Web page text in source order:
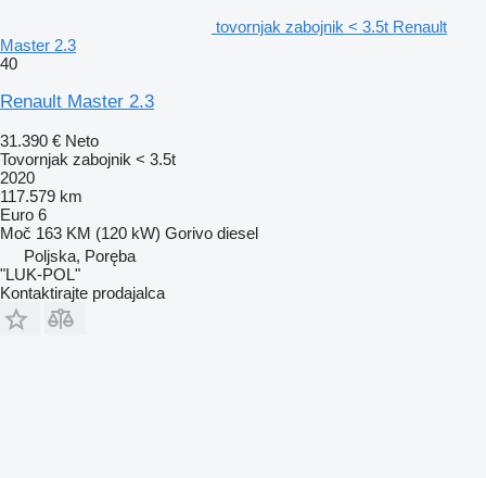
tovornjak zabojnik < 3.5t Renault
Master 2.3
40
Renault Master 2.3
31.390 € Neto
Tovornjak zabojnik < 3.5t
2020
117.579 km
Euro 6
Moč 163 KM (120 kW) Gorivo diesel
Poljska, Poręba
"LUK-POL"
Kontaktirajte prodajalca